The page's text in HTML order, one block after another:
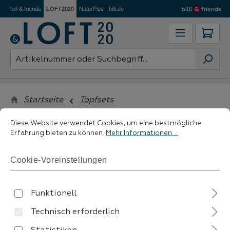
Zum Hauptinhalt springen
billi & friends LOFT2020 NaturPlus billi.de
Startseite Topfsets
filtern
Cookie-Voreinstellungen
Diese Website verwendet Cookies, um eine bestmögliche Erfahrung
Diese Website verwendet Cookies, um eine bestmögliche
Erfahrung bieten zu können. Mehr Informationen ...
Cookie-Voreinstellungen
Funktionell
Technisch erforderlich